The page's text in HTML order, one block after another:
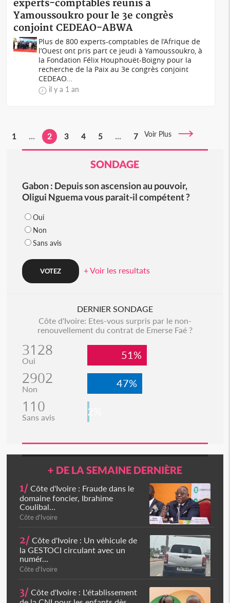
experts-comptables réunis à
Yamoussoukro pour le 3e congrès
conjoint CEDEAO-ABWA
Plus de 800 experts-comptables de l’Afrique de
l’Ouest ont pris part ce jeudi à Yamoussoukro, à
la Fondation Félix Houphouët-Boigny pour la
recherche de la Paix au 3e congrès conjoint
CEDEAO...
il y a 1 an
1 ... 2 3 4 5 ... 7 Voir Plus
SONDAGE
Gabon : Depuis son ascension au pouvoir,
Oligui Nguema vous parait-il compétent ?
Oui
Non
Sans avis
+ Voir les resultats
DERNIER SONDAGE
Côte d'Ivoire: Etes-vous surpris par le non-
renouvellement du contrat de Emerse Faé ?
3128
Oui 51%
2902
Non 47%
110
Sans avis 2%
+ DE LA SEMAINE DERNIÈRE
1/ Côte d'Ivoire : Fraude dans le
domaine foncier, Ibrahime
Coulibal...
Côte d'Ivoire
2/ Côte d'Ivoire : Un véhicule de
la GESTOCI circulant avec un
numér...
Côte d'Ivoire
3/ Côte d'Ivoire : L'établissement